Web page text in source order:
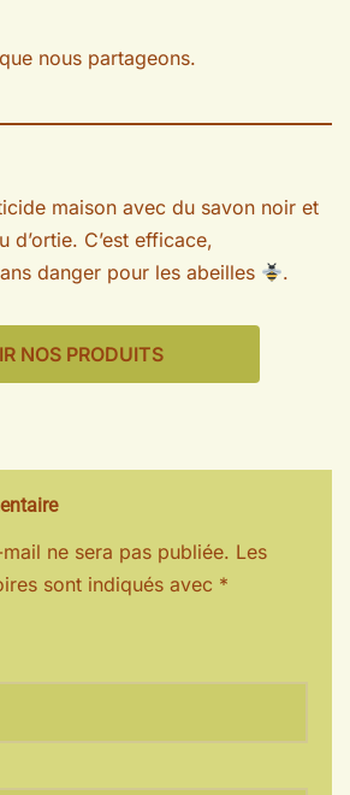
nous partageons.
maison avec du savon noir et
d’ortie. C’est efficace,
danger pour les abeilles
.
NOS PRODUITS
ne sera pas publiée. Les
sont indiqués avec *